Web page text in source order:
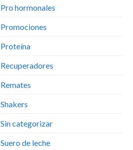
Pro hormonales
Promociones
Proteína
Recuperadores
Remates
Shakers
Sin categorizar
Suero de leche